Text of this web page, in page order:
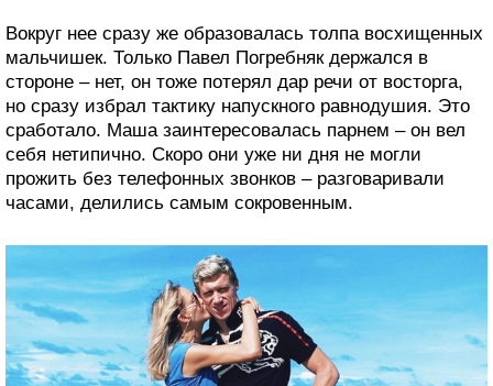
Вокруг нее сразу же образовалась толпа восхищенных
мальчишек. Только Павел Погребняк держался в
стороне – нет, он тоже потерял дар речи от восторга,
но сразу избрал тактику напускного равнодушия. Это
сработало. Маша заинтересовалась парнем – он вел
себя нетипично. Скоро они уже ни дня не могли
прожить без телефонных звонков – разговаривали
часами, делились самым сокровенным.